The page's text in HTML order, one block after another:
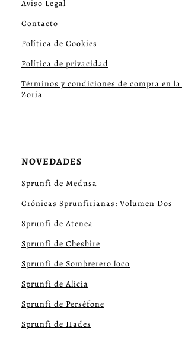
Aviso Legal
Contacto
Política de Cookies
Política de privacidad
Términos y condiciones de compra en
Zoria
NOVEDADES
Sprunfi de Medusa
Crónicas Sprunfirianas: Volumen Dos
Sprunfi de Atenea
Sprunfi de Cheshire
Sprunfi de Sombrerero loco
Sprunfi de Alicia
Sprunfi de Perséfone
Sprunfi de Hades